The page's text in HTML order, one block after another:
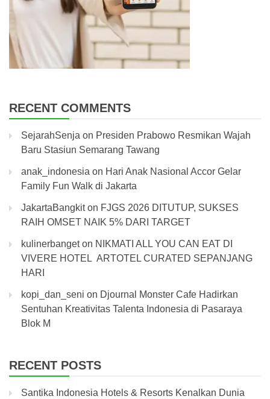
RECENT COMMENTS
SejarahSenja on Presiden Prabowo Resmikan Wajah
Baru Stasiun Semarang Tawang
anak_indonesia on Hari Anak Nasional Accor Gelar
Family Fun Walk di Jakarta
JakartaBangkiton FJGS 2026 DITUTUP, SUKSES
RAIH OMSET NAIK 5% DARI TARGET
kulinerbangeton NIKMATI ALL YOU CAN EAT DI
VIVERE HOTEL ARTOTEL CURATED SEPANJANG
HARI
kopi_dan_seni on Djournal Monster Cafe Hadirkan
Sentuhan Kreativitas Talenta Indonesia di Pasaraya
Blok M
RECENT POSTS
Santika Indonesia Hotels & Resorts Kenalkan Dunia